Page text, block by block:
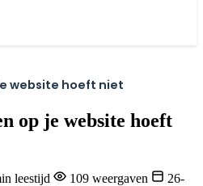
website hoeft niet
op je website hoeft
leestijd 109 weergaven
26-